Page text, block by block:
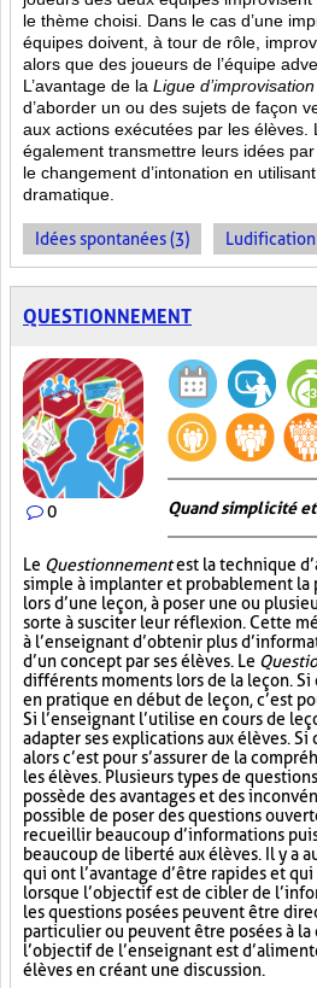
le thème choisi. Dans le cas d’une
équipes doivent, à tour de rôle,
alors que des joueurs de l’équipe
L’avantage de la Ligue d’improvisation
d’aborder un ou des sujets de façon
aux actions exécutées par les élèves.
également transmettre leurs idées
le changement d’intonation en
dramatique.
Idées spontanées (3) Ludification
QUESTIONNEMENT
0 Quand simplicité
Le Questionnementest la technique
simple à implanter et probablement la
lors d’une leçon, à poser une ou
sorte à susciter leur réflexion. Cette
à l’enseignant d’obtenir plus
d’un concept par ses élèves. Le
différents moments lors de la leçon.
en pratique en début de leçon, c’est
Si l’enseignant l’utilise en cours de
adapter ses explications aux élèves.
alors c’est pour s’assurer de la
les élèves. Plusieurs types de
possède des avantages et des
possible de poser des questions
recueillir beaucoup d’informations
beaucoup de liberté aux élèves. Il y a
qui ont l’avantage d’être rapides et
lorsque l’objectif est de cibler de
les questions posées peuvent être
particulier ou peuvent être posées à la
l’objectif de l’enseignant est
élèves en créant une discussion.